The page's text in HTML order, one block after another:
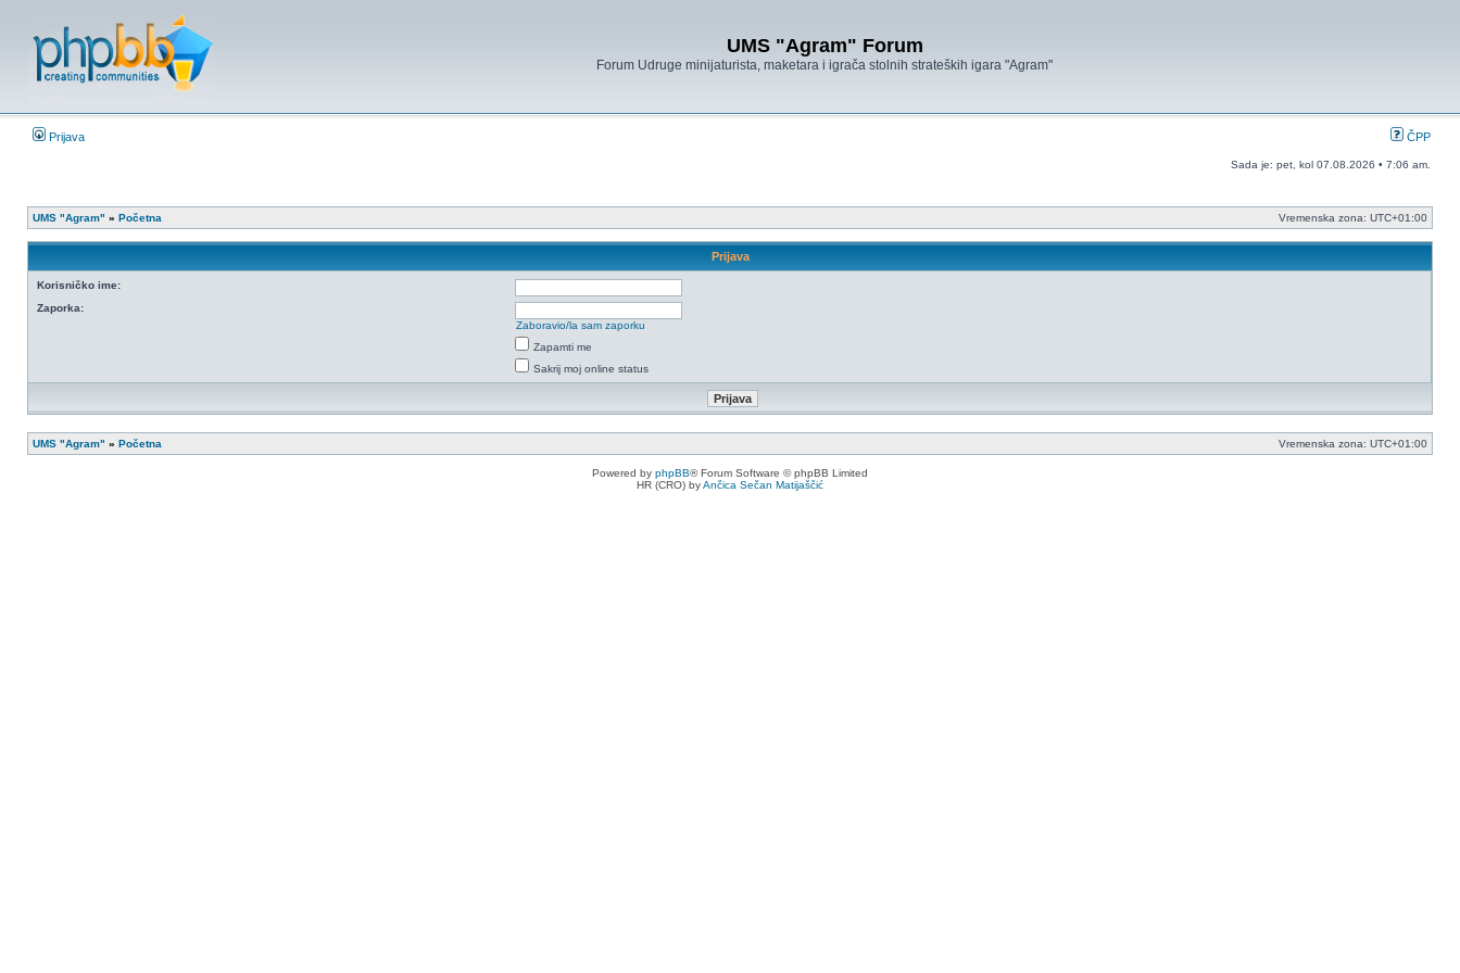
UMS "Agram" Forum
Forum Udruge minijaturista, maketara i igrača stolnih strateških igara "Agram"
Prijava ČPP
Sada je: pet, kol 07.08.2026 • 7:06 am.
UMS "Agram" » Početna Vremenska zona: UTC+01:00
Prijava
Korisničko ime:
Zaporka:
Zaboravio/la sam zaporku
Zapamti me
Sakrij moj online status
UMS "Agram" » Početna Vremenska zona: UTC+01:00
Powered by phpBB® Forum Software © phpBB Limited
HR (CRO) byAnčica Sečan Matijaščić